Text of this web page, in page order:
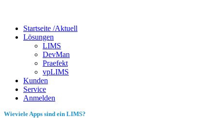
Startseite /Aktuell
Lösungen
LIMS
DevMan
Praefekt
vpLIMS
Kunden
Service
Anmelden
Wieviele Apps sind ein LIMS?